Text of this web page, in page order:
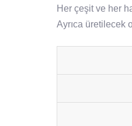
Her çeşit ve her
Ayrıca üretilecek